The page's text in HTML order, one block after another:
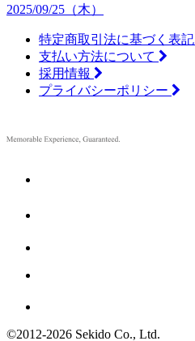
2025/09/25（木）
特定商取引法に基づく表記
支払い方法について
採用情報
プライバシーポリシー
©2012-2026 Sekido Co., Ltd.